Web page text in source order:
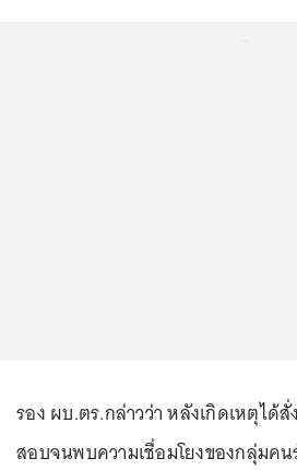
รอง ผบ.ตร.กล่าวว่า หลังเกิดเหตุได้
สอบจนพบความเชื่อมโยงของกลุ่มค